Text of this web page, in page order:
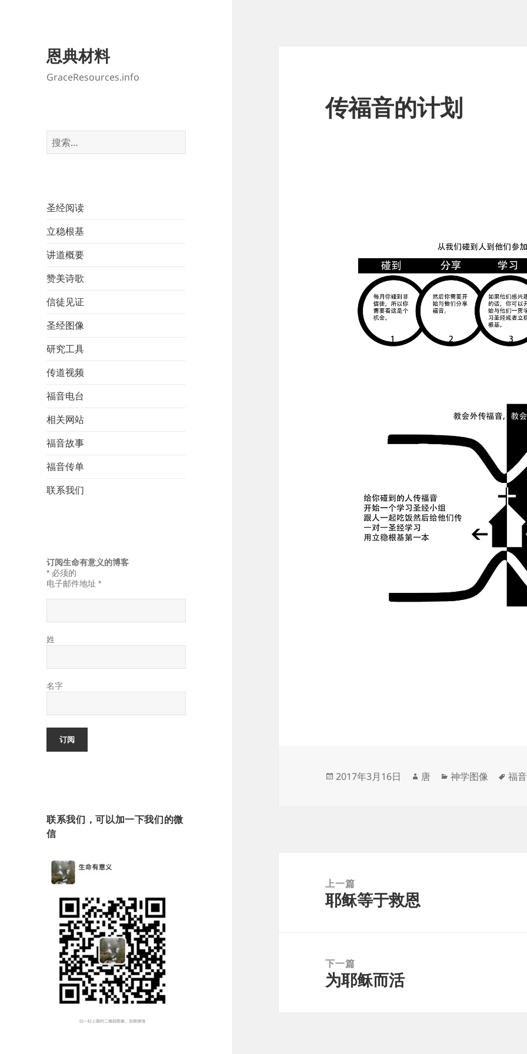
恩典材料
GraceResources.info
搜
索：
圣经阅读
立稳根基
讲道概要
赞美诗歌
信徒见证
圣经图像
研究工具
传道视频
福音电台
相关网站
福音故事
福音传单
联系我们
订阅生命有意义的博客
* 必须的
电子邮件地址*
姓
名字
联系我们，可以加一下我们的微
信
传福音的计划
发
2017年3月16日
作
唐
分
神学图像
标
福音
上一篇
上
耶稣等于救恩
下一篇
下
为耶稣而活